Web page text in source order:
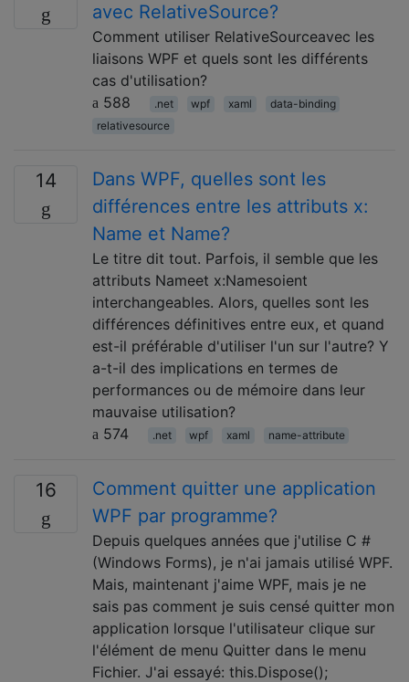
avec RelativeSource?
Comment utiliser RelativeSourceavec les
liaisons WPF et quels sont les différents
cas d'utilisation?
588
.net wpf xaml
data-binding
relativesource
14
Dans WPF, quelles sont les
différences entre les attributs x:
Name et Name?
Le titre dit tout. Parfois, il semble que les
attributs Nameet x:Namesoient
interchangeables. Alors, quelles sont les
différences définitives entre eux, et quand
est-il préférable d'utiliser l'un sur l'autre? Y
a-t-il des implications en termes de
performances ou de mémoire dans leur
mauvaise utilisation?
574
.net wpf xaml name-attribute
16
Comment quitter une application
WPF par programme?
Depuis quelques années que j'utilise C #
(Windows Forms), je n'ai jamais utilisé WPF.
Mais, maintenant j'aime WPF, mais je ne
sais pas comment je suis censé quitter mon
application lorsque l'utilisateur clique sur
l'élément de menu Quitter dans le menu
Fichier. J'ai essayé: this.Dispose();